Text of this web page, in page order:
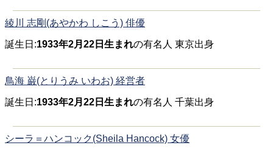
綾川 志剛(あやかわ しこう) 俳優
誕生日:1933年2月22日生まれの有名人 東京出身
鳥海 巌(とりうみ いわお) 経営者
誕生日:1933年2月22日生まれの有名人 千葉出身
シーラ＝ハンコック(Sheila Hancock) 女優